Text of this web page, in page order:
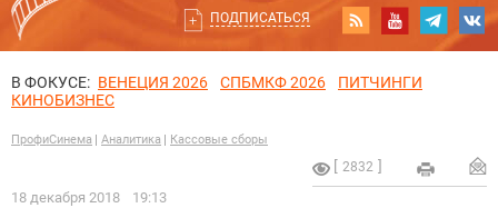
ПОДПИСАТЬСЯ
В ФОКУСЕ: ВЕНЕЦИЯ 2026 СПБМКФ 2026
ПИТЧИНГИ
КИНОБИЗНЕС
ПрофиСинема Аналитика Кассовые сборы
2832
18 декабря 2018 19:13